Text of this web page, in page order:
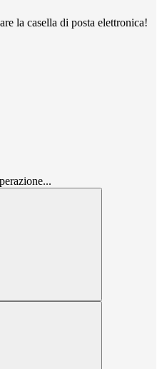
la casella di posta elettronica!